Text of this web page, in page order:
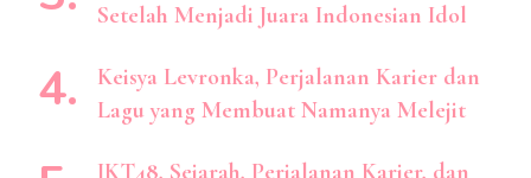
Setelah Menjadi Juara Indonesian Idol
Keisya Levronka, Perjalanan Karier dan
Lagu yang Membuat Namanya Melejit